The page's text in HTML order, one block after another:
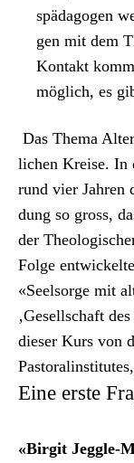
späd­a­gogen
gen mit dem
Kon­takt
möglich, es
Das The­ma
lichen Kreise. In
rund vier Jahren
dung so gross,
der
Folge
«Seel­sorge mit
‚Gesellschaft
dieser Kurs von
Eine erste
«Bir­git Jeg­gle-